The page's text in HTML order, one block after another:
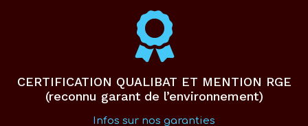
CERTIFICATION QUALIBAT ET MENTION RGE
(reconnu garant de l’environnement)
Infos sur nos garanties